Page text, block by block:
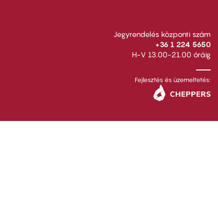
Jegyrendelés központi szám
+36 1 224 5650
H-V 13.00-21.00 óráig
Fejlesztés és üzemeltetés: